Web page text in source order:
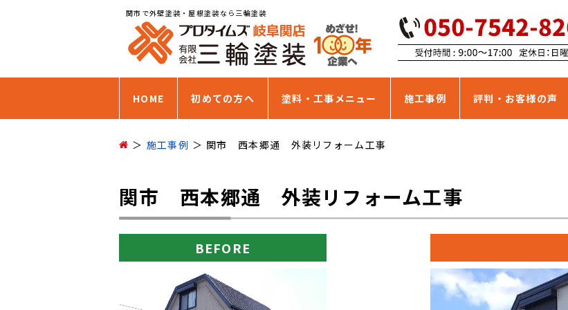
関市で外壁塗装・屋根塗装なら三輪塗装
HOME 初めての方へ 塗料・工事メニュー 施工事例 評判・お客様の声
施工事例 関市 西本郷通 外装リフォーム工事
関市 西本郷通 外装リフォーム工事
BEFORE